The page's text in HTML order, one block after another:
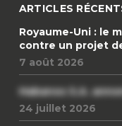
ARTICLES
Royaume-Uni : le
contre un projet
7 août 2026
Habanos S.A.
24 juillet 2026